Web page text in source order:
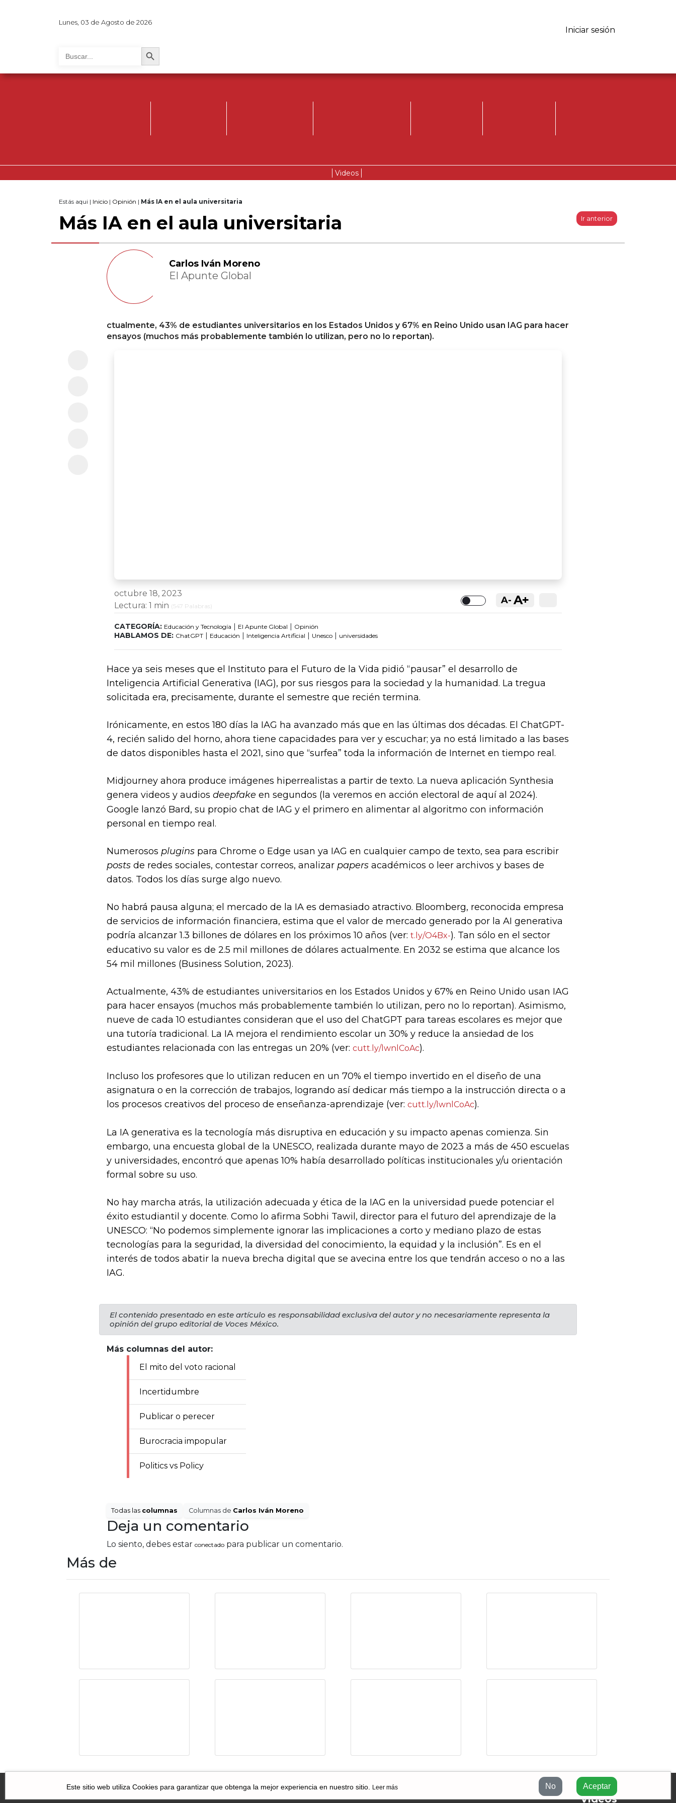
Lunes, 03 de Agosto de 2026
for:
Search Button
Iniciar sesión
Registrese, para
opinar.
Videos
Estás aqui | Inicio | Opinión | Más IA en el aula universitaria
Más IA en el aula universitaria Ir anterior
Carlos Iván Moreno
El Apunte Global
ctualmente, 43% de estudiantes universitarios en los Estados Unidos y 67% en Reino Unido usan IAG para hacer
ensayos (muchos más probablemente también lo utilizan, pero no lo reportan).
octubre 18, 2023
Lectura: 1 min ( 547 Palabras) Toggle
A- A+
CATEGORÍA: Educación y Tecnología | El Apunte Global | Opinión
HABLAMOS DE: ChatGPT | Educación | Inteligencia Artificial | Unesco | universidades
Hace ya seis meses que el Instituto para el Futuro de la Vida pidió “pausar” el desarrollo de
Inteligencia Artificial Generativa (IAG), por sus riesgos para la sociedad y la humanidad. La tregua
solicitada era, precisamente, durante el semestre que recién termina.
Irónicamente, en estos 180 días la IAG ha avanzado más que en las últimas dos décadas. El ChatGPT-
4, recién salido del horno, ahora tiene capacidades para ver y escuchar; ya no está limitado a las bases
de datos disponibles hasta el 2021, sino que “surfea” toda la información de Internet en tiempo real.
Midjourney ahora produce imágenes hiperrealistas a partir de texto. La nueva aplicación Synthesia
genera videos y audios deepfake en segundos (la veremos en acción electoral de aquí al 2024).
Google lanzó Bard, su propio chat de IAG y el primero en alimentar al algoritmo con información
personal en tiempo real.
Numerosos plugins para Chrome o Edge usan ya IAG en cualquier campo de texto, sea para escribir
posts de redes sociales, contestar correos, analizar papers académicos o leer archivos y bases de
datos. Todos los días surge algo nuevo.
No habrá pausa alguna; el mercado de la IA es demasiado atractivo. Bloomberg, reconocida empresa
de servicios de información financiera, estima que el valor de mercado generado por la AI generativa
podría alcanzar 1.3 billones de dólares en los próximos 10 años (ver: t.ly/O4Bx-). Tan sólo en el sector
educativo su valor es de 2.5 mil millones de dólares actualmente. En 2032 se estima que alcance los
54 mil millones (Business Solution, 2023).
Actualmente, 43% de estudiantes universitarios en los Estados Unidos y 67% en Reino Unido usan IAG
para hacer ensayos (muchos más probablemente también lo utilizan, pero no lo reportan). Asimismo,
nueve de cada 10 estudiantes consideran que el uso del ChatGPT para tareas escolares es mejor que
una tutoría tradicional. La IA mejora el rendimiento escolar un 30% y reduce la ansiedad de los
estudiantes relacionada con las entregas un 20% (ver: cutt.ly/lwnlCoAc).
Incluso los profesores que lo utilizan reducen en un 70% el tiempo invertido en el diseño de una
asignatura o en la corrección de trabajos, logrando así dedicar más tiempo a la instrucción directa o a
los procesos creativos del proceso de enseñanza-aprendizaje (ver: cutt.ly/lwnlCoAc).
La IA generativa es la tecnología más disruptiva en educación y su impacto apenas comienza. Sin
embargo, una encuesta global de la UNESCO, realizada durante mayo de 2023 a más de 450 escuelas
y universidades, encontró que apenas 10% había desarrollado políticas institucionales y/u orientación
formal sobre su uso.
No hay marcha atrás, la utilización adecuada y ética de la IAG en la universidad puede potenciar el
éxito estudiantil y docente. Como lo afirma Sobhi Tawil, director para el futuro del aprendizaje de la
UNESCO: “No podemos simplemente ignorar las implicaciones a corto y mediano plazo de estas
tecnologías para la seguridad, la diversidad del conocimiento, la equidad y la inclusión”. Es en el
interés de todos abatir la nueva brecha digital que se avecina entre los que tendrán acceso o no a las
IAG.
El contenido presentado en este artículo es responsabilidad exclusiva del autor y no necesariamente representa la
opinión del grupo editorial de Voces México.
Más columnas del autor:
El mito del voto racional
Incertidumbre
Publicar o perecer
Burocracia impopular
Politics vs Policy
Todas las columnas Columnas de Carlos Iván Moreno
Deja un comentario
Lo siento, debes estar conectado para publicar un comentario.
Más de
Videos
Este sitio web utiliza Cookies para garantizar que obtenga la mejor experiencia en nuestro sitio. Leer más No Aceptar